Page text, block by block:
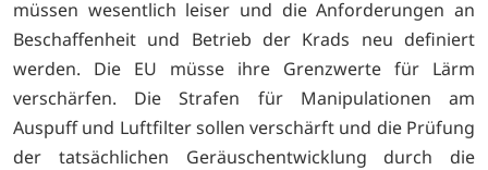
müssen wesentlich leiser und die Anforderungen an
Beschaffenheit und Betrieb der Krads neu definiert
werden. Die EU müsse ihre Grenzwerte für Lärm
verschärfen. Die Strafen für Manipulationen am
Auspuff und Luftfilter sollen verschärft und die Prüfung
der tatsächlichen Geräuschentwicklung durch die